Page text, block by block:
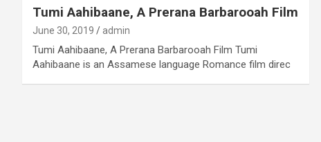
Tumi Aahibaane, A Prerana Barbarooah Film
June 30, 2019 admin
Tumi Aahibaane, A Prerana Barbarooah Film Tumi
Aahibaane is an Assamese language Romance film direc